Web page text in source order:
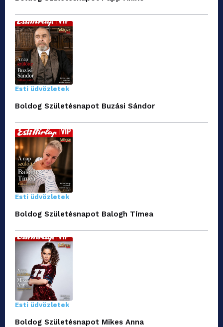
Esti üdvözletek
Boldog Születésnapot Buzási Sándor
Esti üdvözletek
Boldog Születésnapot Balogh Tímea
Esti üdvözletek
Boldog Születésnapot Mikes Anna